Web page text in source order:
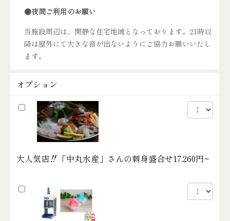
●夜間ご利用のお願い
当施設周辺は、閑静な住宅地域となっております。21時以
降は屋外にて大きな音が出ないようにご協力お願いいたし
ます。
オプション
大人気店‼「中丸水産」さんの刺身盛合せ17,260円~